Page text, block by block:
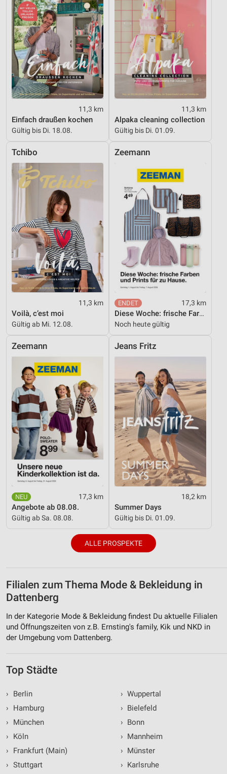
11,3 km
Einfach draußen kochen
Gültig bis Di. 18.08.
11,3 km
Alpaka cleaning collection
Gültig bis Di. 01.09.
Tchibo
11,3 km
Voilà, c’est moi
Gültig ab Mi. 12.08.
Zeemann
17,3 km
Diese Woche: frische Farben und Prints für zu Hause.
Noch heute gültig
Zeemann
17,3 km
Angebote ab 08.08.
Gültig ab Sa. 08.08.
Jeans Fritz
18,2 km
Summer Days
Gültig bis Di. 01.09.
ALLE PROSPEKTE
Filialen zum Thema Mode & Bekleidung in
Dattenberg
In der Kategorie Mode & Bekleidung findest Du aktuelle Filialen
und Öffnungszeiten von z.B. Ernsting's family, Kik und NKD in
der Umgebung vom Dattenberg.
Top Städte
›
Berlin
›
Hamburg
›
München
›
Köln
›
Frankfurt (Main)
› Stuttgart
› Wuppertal
› Bielefeld
› Bonn
› Mannheim
› Münster
› Karlsruhe